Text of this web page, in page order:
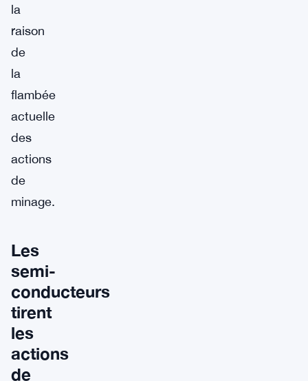
la
raison
de
la
flambée
actuelle
des
actions
de
minage.
Les
semi-
conducteurs
tirent
les
actions
de